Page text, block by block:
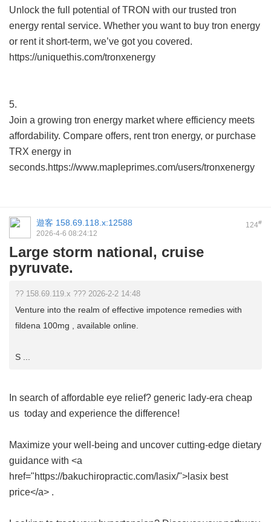
Unlock the full potential of TRON with our trusted tron
energy rental service. Whether you want to buy tron energy
or rent it short-term, we’ve got you covered.
https://uniquethis.com/tronxenergy
5.
Join a growing tron energy market where efficiency meets
affordability. Compare offers, rent tron energy, or purchase
TRX energy in
seconds.https://www.mapleprimes.com/users/tronxenergy
124#
遊客 158.69.118.x:12588
2026-4-6 08:24:12
Large storm national, cruise
pyruvate.
?? 158.69.119.x ??? 2026-2-2 14:48
Venture into the realm of effective impotence remedies with
fildena 100mg , available online.
S ...
In search of affordable eye relief? generic lady-era cheap
us today and experience the difference!
Maximize your well-being and uncover cutting-edge dietary
guidance with <a
href="https://bakuchiropractic.com/lasix/">lasix best
price</a> .